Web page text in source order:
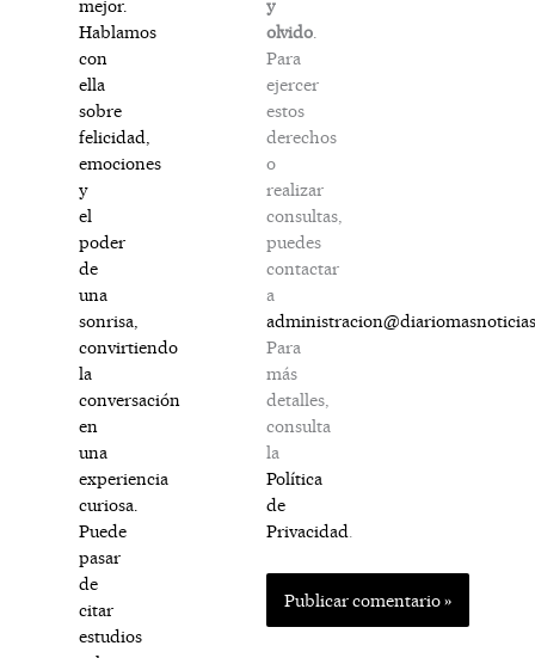
mejor.
Hablamos
con
ella
sobre
felicidad,
emociones
y
el
poder
de
una
sonrisa,
convirtiendo
la
conversación
en
una
experiencia
curiosa.
Puede
pasar
de
citar
estudios
y
olvido
Para
ejercer
estos
derechos
o
realizar
consultas,
puedes
contactar
a
Para
más
detalles,
consulta
la
Política
de
Privacidad